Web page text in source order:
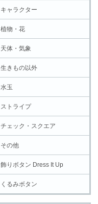
キャラクター
植物・花
天体・気象
生きもの以外
水玉
ストライプ
チェック・スクエア
その他
飾りボタン Dress It Up
くるみボタン